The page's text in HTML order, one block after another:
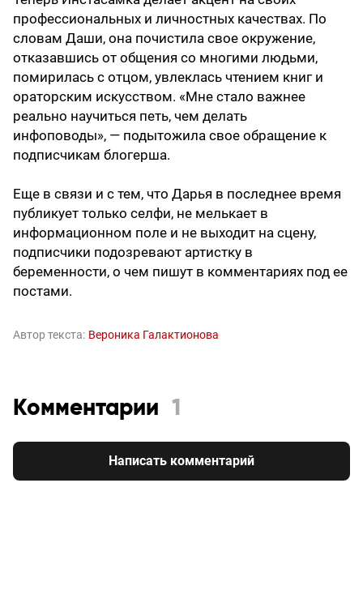
профессиональных и личностных качествах. По
словам Даши, она почистила свое окружение,
отказавшись от общения со многими людьми,
помирилась с отцом, увлеклась чтением книг и
ораторским искусством. «Мне стало важнее
реально научиться петь, чем делать
инфоповоды», — подытожила свое обращение к
подписчикам блогерша.
Еще в связи и с тем, что Дарья в последнее время
публикует только селфи, не мелькает в
информационном поле и не выходит на сцену,
подписчики подозревают артистку в
беременности, о чем пишут в комментариях под ее
постами.
Автор текста: Вероника Галактионова
Комментарии 1
Написать комментарий